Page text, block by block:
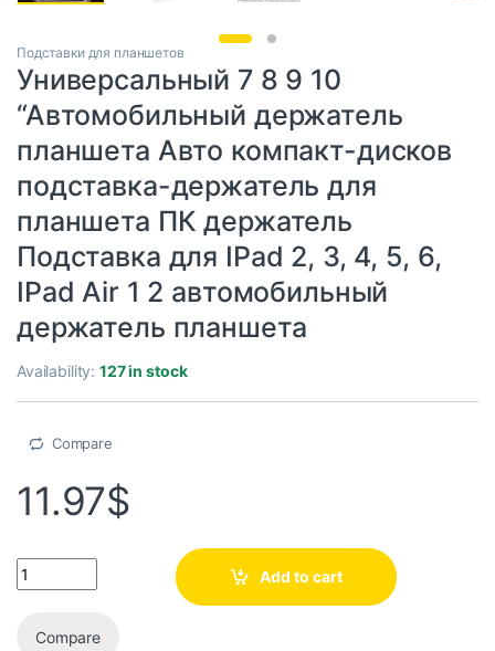
Подставки для планшетов
Универсальный 7 8 9 10
“Автомобильный держатель
планшета Авто компакт-дисков
подставка-держатель для
планшета ПК держатель
Подставка для IPad 2, 3, 4, 5, 6,
IPad Air 1 2 автомобильный
держатель планшета
Availability:127 in stock
Compare
11.97$
Add to cart
Compare